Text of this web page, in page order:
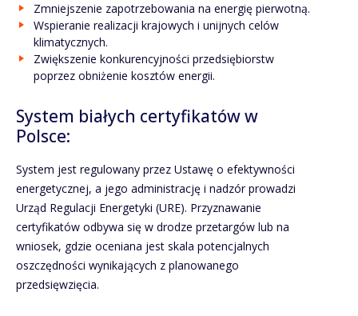
Zmniejszenie zapotrzebowania na energię pierwotną.
Wspieranie realizacji krajowych i unijnych celów
klimatycznych.
Zwiększenie konkurencyjności przedsiębiorstw
poprzez obniżenie kosztów energii.
System białych certyfikatów w
Polsce:
System jest regulowany przez Ustawę o efektywności
energetycznej, a jego administrację i nadzór prowadzi
Urząd Regulacji Energetyki (URE). Przyznawanie
certyfikatów odbywa się w drodze przetargów lub na
wniosek, gdzie oceniana jest skala potencjalnych
oszczędności wynikających z planowanego
przedsięwzięcia.